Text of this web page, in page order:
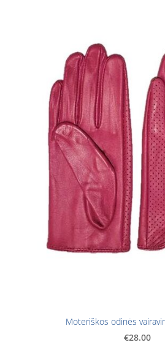
Moteriškos odinės
€28.00